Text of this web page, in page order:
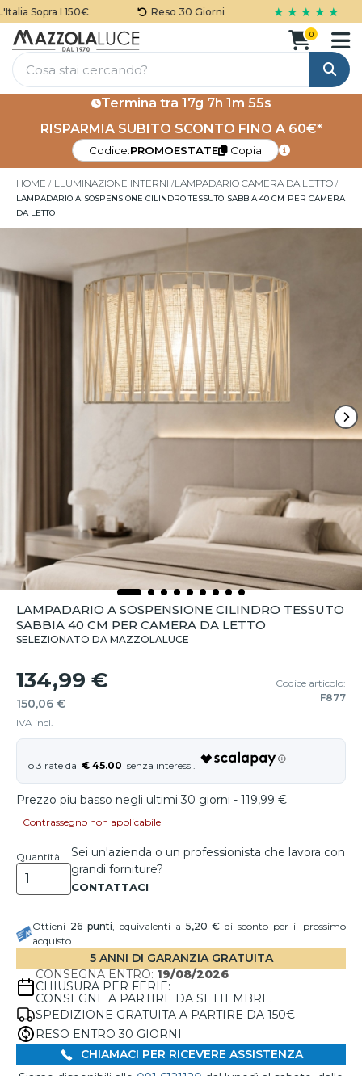
Sopra I 150€ Reso 30 Giorni ★ ★ ★ ★ ★
Cerca
0
Termina tra 17g 7h 1m 55s
RISPARMIA SUBITO SCONTO FINO A 60€*
Codice:PROMOESTATE Copia
HOME ILLUMINAZIONE INTERNI LAMPADARIO CAMERA DA LETTO
LAMPADARIO A SOSPENSIONE CILINDRO TESSUTO SABBIA 40 CM PER CAMERA
DA LETTO
LAMPADARIO A SOSPENSIONE CILINDRO TESSUTO
SABBIA 40 CM PER CAMERA DA LETTO
SELEZIONATO DA MAZZOLALUCE
134,99 €
150,06 €
IVA incl.
Codice articolo:
F877
€ 45.00
Prezzo piu basso negli ultimi 30 giorni - 119,99 €
Contrassegno non applicabile
Quantità
Sei un'azienda o un professionista che lavora con
grandi forniture?
Ottieni 26punti, equivalenti a 5,20 € di sconto per il prossimo
acquisto
5 ANNI DI GARANZIA GRATUITA
CONSEGNA ENTRO: 19/08/2026
CHIUSURA PER FERIE:
CONSEGNE A PARTIRE DA SETTEMBRE.
SPEDIZIONE GRATUITA A PARTIRE DA 150€
RESO ENTRO 30 GIORNI
CHIAMACI PER RICEVERE ASSISTENZA